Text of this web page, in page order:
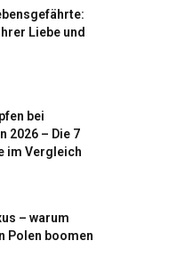
Liebe und
bei
2026 – Die 7
im Vergleich
– warum
Polen boomen